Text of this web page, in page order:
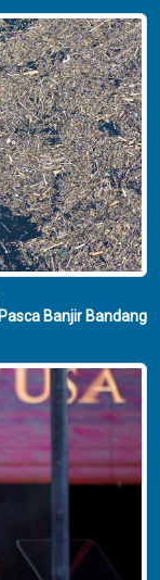
Banjir Bandang